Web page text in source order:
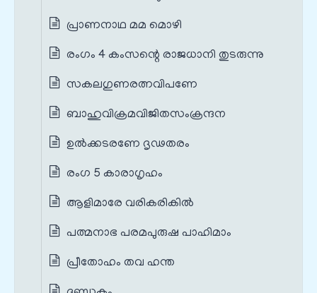
പ്രാണനാഥ മമ മൊഴി
രംഗം 4 കംസന്റെ രാജധാനി തുടരുന്നു
സകലഗുണരത്നവിപണേ
ബാഹുവിക്രമവിജിതസംക്രന്ദന
ഉൽക്കടരണേ ദൃഢതരം
രംഗ 5 കാരാഗൃഹം
ആളിമാരേ വരികരികിൽ
പത്മനാഭ പരമപുരുഷ പാഹിമാം
പ്രീതോഹം തവ ഹന്ത